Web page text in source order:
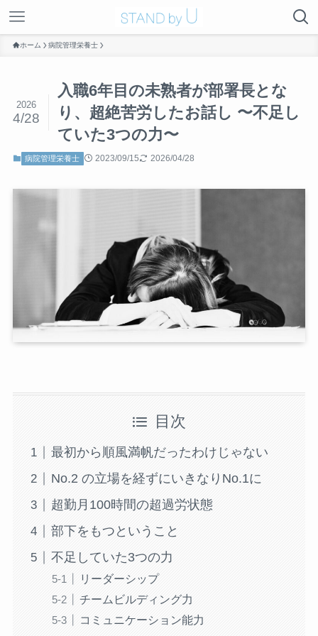
ホーム 病院管理栄養士
入職6年目の未熟者が部署長とな
り、超絶苦労したお話し 〜不足し
ていた3つの力〜
2026
4/28
病院管理栄養士 2023/09/15 2026/04/28
目次
最初から順風満帆だったわけじゃない
No.2 の立場を経ずにいきなりNo.1に
超勤月100時間の超過労状態
部下をもつということ
不足していた3つの力
リーダーシップ
チームビルディング力
コミュニケーション能力